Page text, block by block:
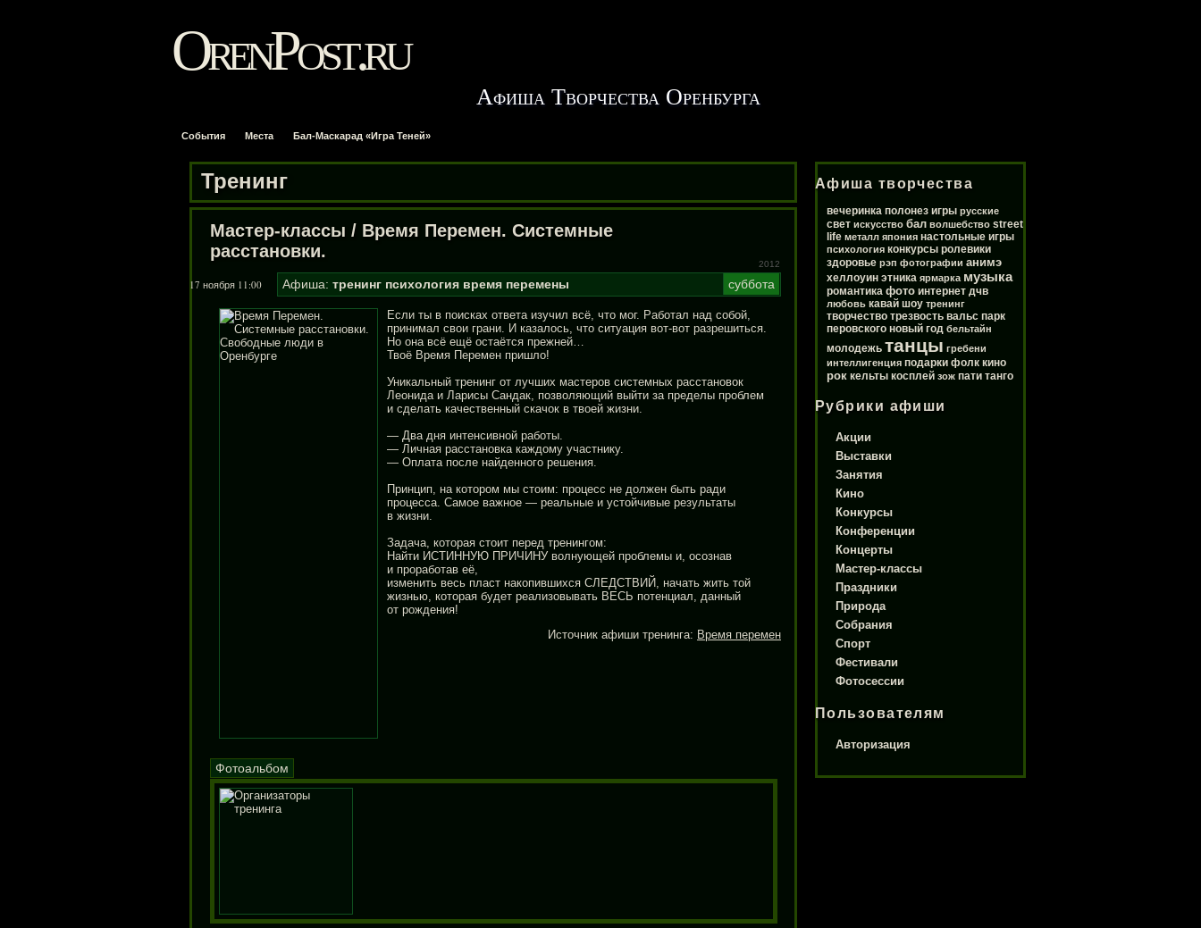
OrenPost.ru
Афиша Творчества Оренбурга
События Места Бал-Маскарад «Игра Теней»
Тренинг
Мастер-классы / Время Перемен. Системные
расстановки.
17 ноября 11:00 Афиша: тренинг психология время перемены
2012
суббота
Если ты в поисках ответа изучил всё, что мог. Работал над собой,
принимал свои грани. И казалось, что ситуация вот-вот разрешиться.
Но она всё ещё остаётся прежней…
Твоё Время Перемен пришло!
Уникальный тренинг от лучших мастеров системных расстановок
Леонида и Ларисы Сандак, позволяющий выйти за пределы проблем
и сделать качественный скачок в твоей жизни.
— Два дня интенсивной работы.
— Личная расстановка каждому участнику.
— Оплата после найденного решения.
Принцип, на котором мы стоим: процесс не должен быть ради
процесса. Самое важное — реальные и устойчивые результаты
в жизни.
Задача, которая стоит перед тренингом:
Найти ИСТИННУЮ ПРИЧИНУ волнующей проблемы и, осознав
и проработав её,
изменить весь пласт накопившихся СЛЕДСТВИЙ, начать жить той
жизнью, которая будет реализовывать ВЕСЬ потенциал, данный
от рождения!
Источник афиши тренинга: Время перемен
Фотоальбом
Афиша творчества
вечеринка полонез игры русские
свет искусство бал волшебство street
life металл япония настольные игры
психология конкурсы ролевики
здоровье рэп фотографии анимэ
хеллоуин этника ярмарка музыка
романтика фото интернет дчв
любовь кавай шоу тренинг
творчество трезвость вальс парк
перовского новый год бельтайн
молодежь танцы гребени
интеллигенция подарки фолк кино
рок кельты косплей зож пати танго
Рубрики афиши
Акции
Выставки
Занятия
Кино
Конкурсы
Конференции
Концерты
Мастер-классы
Праздники
Природа
Собрания
Спорт
Фестивали
Фотосессии
Пользователям
Авторизация